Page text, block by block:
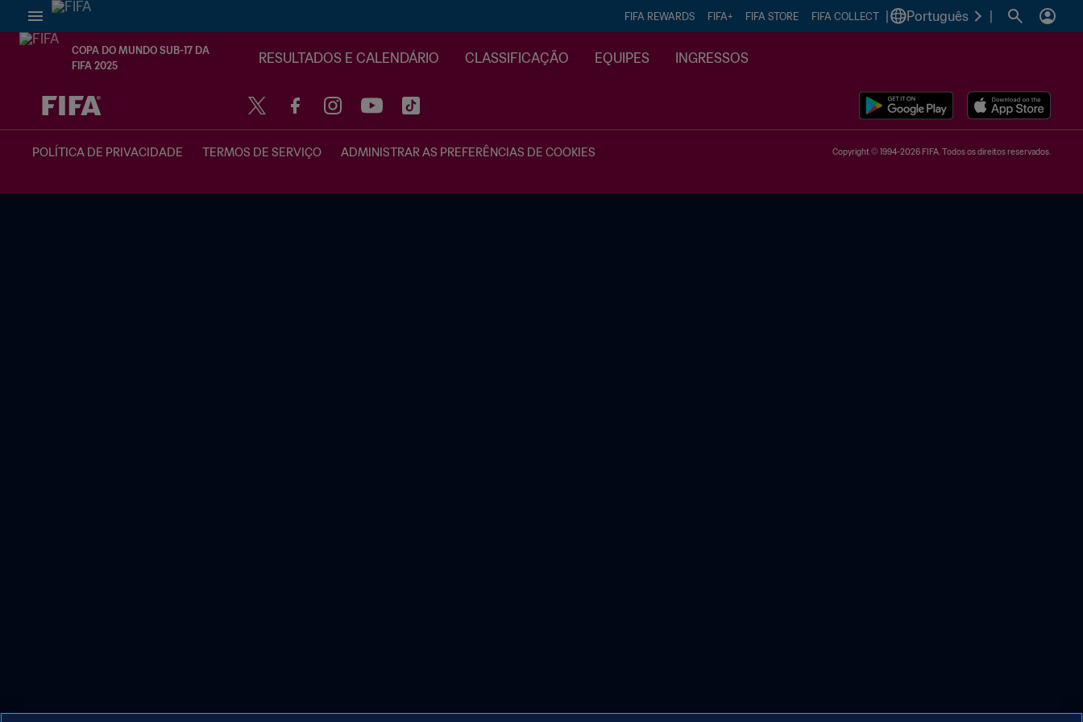
FIFA REWARDS FIFA+ FIFA STORE FIFA COLLECT Português
COPA DO MUNDO SUB-17 DA
FIFA 2025
RESULTADOS E CALENDÁRIO CLASSIFICAÇÃO EQUIPES INGRESSOS
TBD x TBD
POLÍTICA DE PRIVACIDADE TERMOS DE SERVIÇO ADMINISTRAR AS PREFERÊNCIAS DE COOKIES Copyright © 1994-2026 FIFA. Todos os direitos reservados.